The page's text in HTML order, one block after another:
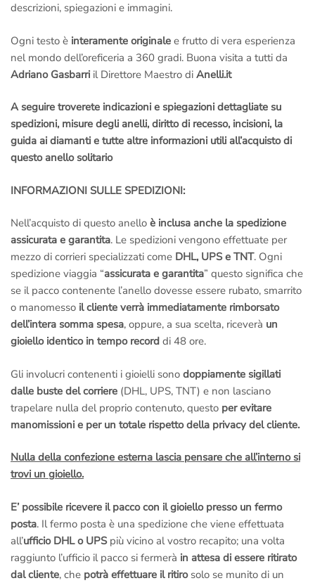
descrizioni, spiegazioni e immagini.
Ogni testo è interamente originale e frutto di vera esperienza
nel mondo dell’oreficeria a 360 gradi. Buona visita a tutti da
Adriano Gasbarri il Direttore Maestro di Anelli.it
A seguire troverete indicazioni e spiegazioni dettagliate su
spedizioni, misure degli anelli, diritto di recesso, incisioni, la
guida ai diamanti e tutte altre informazioni utili all’acquisto di
questo anello solitario
INFORMAZIONI SULLE SPEDIZIONI:
Nell’acquisto di questo anello è inclusa anche la spedizione
assicurata e garantita. Le spedizioni vengono effettuate per
mezzo di corrieri specializzati come DHL, UPS e TNT. Ogni
spedizione viaggia “assicurata e garantita” questo significa che
se il pacco contenente l’anello dovesse essere rubato, smarrito
o manomesso il cliente verrà immediatamente rimborsato
dell’intera somma spesa, oppure, a sua scelta, riceverà un
gioiello identico in tempo record di 48 ore.
Gli involucri contenenti i gioielli sono doppiamente sigillati
dalle buste del corriere (DHL, UPS, TNT) e non lasciano
trapelare nulla del proprio contenuto, questo per evitare
manomissioni e per un totale rispetto della privacy del cliente.
Nulla della confezione esterna lascia pensare che all’interno si
trovi un gioiello.
E’ possibile ricevere il pacco con il gioiello presso un fermo
posta. Il fermo posta è una spedizione che viene effettuata
all’ufficio DHL o UPSpiù vicino al vostro recapito; una volta
raggiunto l’ufficio il pacco si fermerà in attesa di essere ritirato
dal cliente, che potrà effettuare il ritirosolo se munito di un